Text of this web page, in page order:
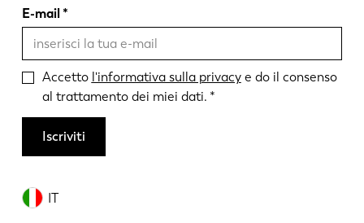
IT
E-mail
Accetto l'informativa sulla privacye do il consenso
al trattamento dei miei dati.
Iscriviti